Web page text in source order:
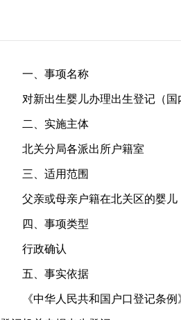
一、事项名称
对新出生婴儿办理出生登记（国
二、实施主体
北关分局各派出所户籍室
三、适用范围
父亲或母亲户籍在北关区的婴儿
四、事项类型
行政确认
五、事实依据
《中华人民共和国户口登记条